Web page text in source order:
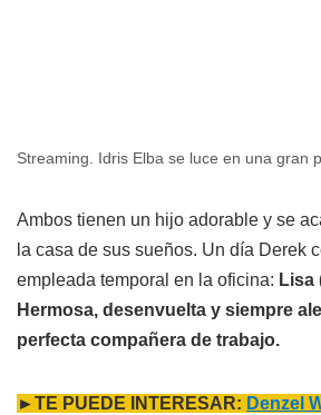
Streaming. Idris Elba se luce en una gran
Ambos tienen un hijo adorable y se
la casa de sus sueños. Un día Derek
empleada temporal en la oficina: Lisa
Hermosa, desenvuelta y siempre
perfecta compañera de trabajo.
►TE PUEDE INTERESAR: Denzel